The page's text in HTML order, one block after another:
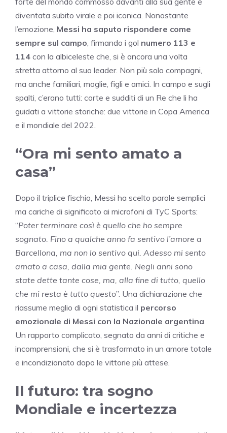
diventata subito virale e poi iconica. Nonostante
l’emozione, Messi ha saputo rispondere come
sempre sul campo , firmando i gol numero 113 e
114 con la albiceleste che, si è ancora una volta
stretta attorno al suo leader. Non più solo compagni,
ma anche familiari, moglie, figli e amici. In campo e sugli
spalti, c’erano tutti: corte e sudditi di un Re che li ha
guidati a vittorie storiche: due vittorie in Copa America
e il mondiale del 2022.
“Ora mi sento amato a
casa”
Dopo il triplice fischio, Messi ha scelto parole semplici
ma cariche di significato ai microfoni di TyC Sports:
“Poter terminare così è quello che ho sempre
sognato. Fino a qualche anno fa sentivo l’amore a
Barcellona, ma non lo sentivo qui. Adesso mi sento
amato a casa, dalla mia gente. Negli anni sono
state dette tante cose, ma, alla fine di tutto, quello
che mi resta è tutto questo”. Una dichiarazione che
riassume meglio di ogni statistica il percorso
emozionale di Messi con la Nazionale argentina
Un rapporto complicato, segnato da anni di critiche e
incomprensioni, che si è trasformato in un amore totale
e incondizionato dopo le vittorie più attese.
Il futuro: tra sogno
Mondiale e incertezza